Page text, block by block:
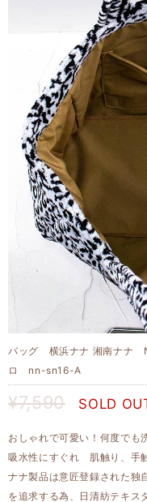
バッグ 横浜ナナ 湘南ナナ
ロ nn-sn16-A
¥7,590 SOLD
おしゃれで可愛い！何度でも
吸水性にすぐれ 肌触り、手
ナナ製品は意匠登録された独
を追求する為、日清紡テキス